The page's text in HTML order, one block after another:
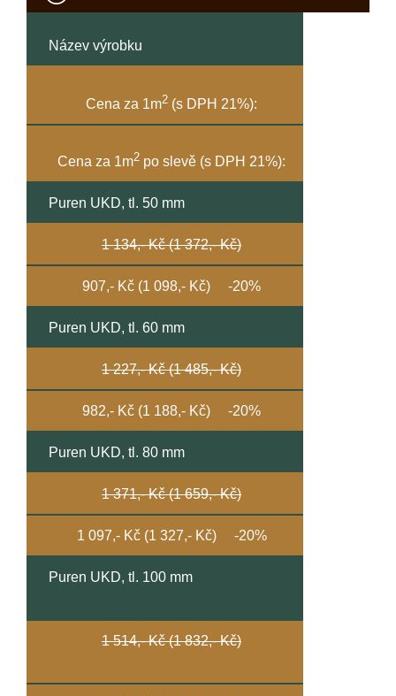
Název výrobku
Cena za 1m2 (s DPH 21%):
Cena za 1m2 po slevě (s DPH 21%):
Puren UKD, tl. 50 mm
1 134,- Kč (1 372,- Kč)
907,- Kč (1 098,- Kč) -20%
Puren UKD, tl. 60 mm
1 227,- Kč (1 485,- Kč)
982,- Kč (1 188,- Kč) -20%
Puren UKD, tl. 80 mm
1 371,- Kč (1 659,- Kč)
1 097,- Kč (1 327,- Kč) -20%
Puren UKD, tl. 100 mm
1 514,- Kč (1 832,- Kč)